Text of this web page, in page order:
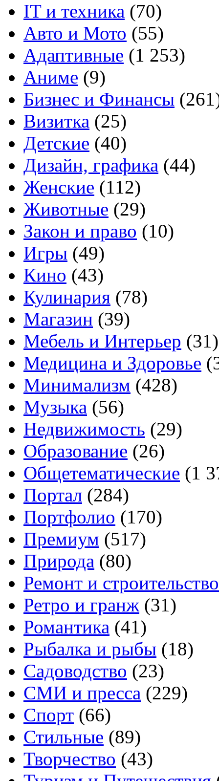
IT и техника (70)
Авто и Мото (55)
Адаптивные (1 253)
Аниме (9)
Бизнес и Финансы
Визитка (25)
Детские (40)
Дизайн, графика (44)
Женские (112)
Животные (29)
Закон и право (10)
Игры (49)
Кино (43)
Кулинария (78)
Магазин (39)
Мебель и Интерьер (31)
Медицина и Здоровье
Минимализм (428)
Музыка (56)
Недвижимость (29)
Образование (26)
Общетематические (1
Портал (284)
Портфолио (170)
Премиум (517)
Природа (80)
Ремонт и строительство
Ретро и гранж (31)
Романтика (41)
Рыбалка и рыбы (18)
Садоводство (23)
СМИ и пресса (229)
Спорт (66)
Стильные (89)
Творчество (43)